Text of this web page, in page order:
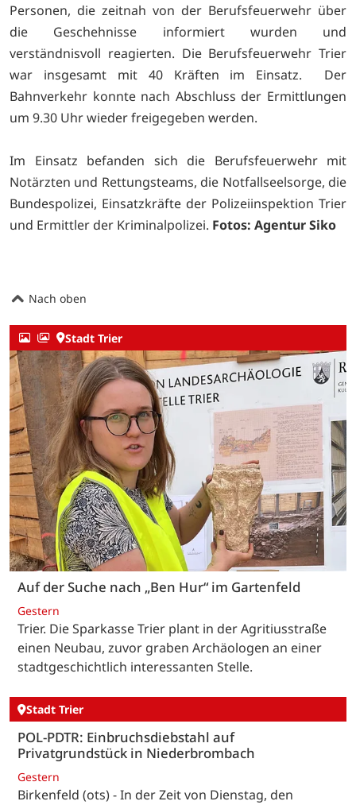
Personen, die zeitnah von der Berufsfeuerwehr über
die Geschehnisse informiert wurden und
verständnisvoll reagierten. Die Berufsfeuerwehr Trier
war insgesamt mit 40 Kräften im Einsatz. Der
Bahnverkehr konnte nach Abschluss der Ermittlungen
um 9.30 Uhr wieder freigegeben werden.
Im Einsatz befanden sich die Berufsfeuerwehr mit
Notärzten und Rettungsteams, die Notfallseelsorge, die
Bundespolizei, Einsatzkräfte der Polizeiinspektion Trier
und Ermittler der Kriminalpolizei. Fotos: Agentur Siko
Nach oben
Stadt Trier
Auf der Suche nach „Ben Hur“ im Gartenfeld
Gestern
Trier. Die Sparkasse Trier plant in der Agritiusstraße
einen Neubau, zuvor graben Archäologen an einer
stadtgeschichtlich interessanten Stelle.
Stadt Trier
POL-PDTR: Einbruchsdiebstahl auf
Privatgrundstück in Niederbrombach
Gestern
Birkenfeld (ots) - In der Zeit von Dienstag, den